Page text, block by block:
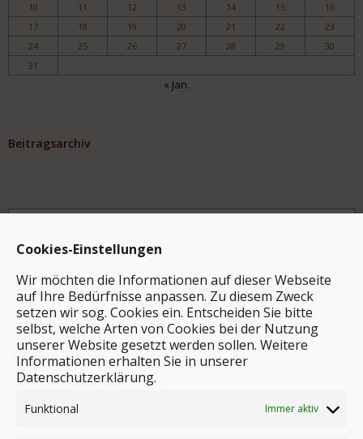
Cookies-Einstellungen
Wir möchten die Informationen auf dieser Webseite
auf Ihre Bedürfnisse anpassen. Zu diesem Zweck
setzen wir sog. Cookies ein. Entscheiden Sie bitte
selbst, welche Arten von Cookies bei der Nutzung
unserer Website gesetzt werden sollen. Weitere
Informationen erhalten Sie in unserer
Datenschutzerklärung.
Funktional Immer aktiv
10
11 12 13 14 15
16
17
18 19 20 21 22
23
24
25 26 27 28 29
30
31
« Jan.
Beitragsarchiv
Archiv
Stichwortsuche